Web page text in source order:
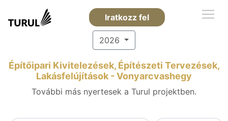
Iratkozz fel
2026
Építőipari Kivitelezések, Építészeti Tervezések,
Lakásfelújítások - Vonyarcvashegy
További más nyertesek a Turul projektben.